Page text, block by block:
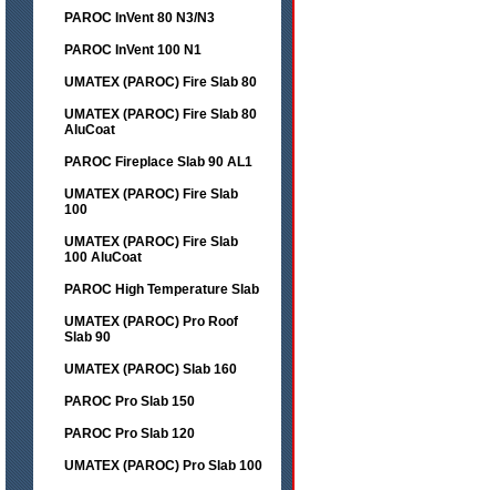
PAROC InVent 80 N3/N3
PAROC InVent 100 N1
UMATEX (PAROC) Fire Slab 80
UMATEX (PAROC) Fire Slab 80
AluCoat
PAROC Fireplace Slab 90 AL1
UMATEX (PAROC) Fire Slab
100
UMATEX (PAROC) Fire Slab
100 AluCoat
PAROC High Temperature Slab
UMATEX (PAROC) Pro Roof
Slab 90
UMATEX (PAROC) Slab 160
PAROC Pro Slab 150
PAROC Pro Slab 120
UMATEX (PAROC) Pro Slab 100